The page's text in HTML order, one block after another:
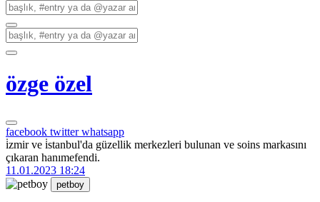
özge özel
facebook twitterwhatsapp
i̇zmir ve i̇stanbul'da güzellik merkezleri bulunan ve soins markasını
çıkaran hanımefendi.
11.01.2023 18:24
petboy